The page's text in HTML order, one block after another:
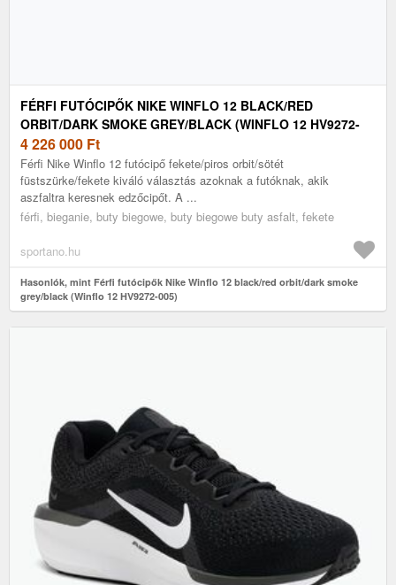
FÉRFI FUTÓCIPŐK NIKE WINFLO 12 BLACK/RED
ORBIT/DARK SMOKE GREY/BLACK (WINFLO 12 HV9272-
005)
4 226 000 Ft
Férfi Nike Winflo 12 futócipő fekete/piros orbit/sötét
füstszürke/fekete kiváló választás azoknak a futóknak, akik
aszfaltra keresnek edzőcipőt. A ...
férfi, bieganie, buty biegowe, buty biegowe buty asfalt, fekete
sportano.hu
Hasonlók, mint Férfi futócipők Nike Winflo 12 black/red orbit/dark smoke
grey/black (Winflo 12 HV9272-005)